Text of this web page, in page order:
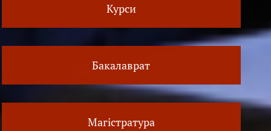
Курси
Бакалаврат
Магістратура